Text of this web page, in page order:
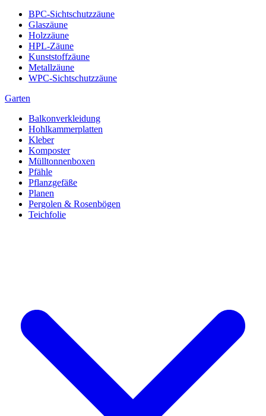
BPC-Sichtschutzzäune
Glaszäune
Holzzäune
HPL-Zäune
Kunststoffzäune
Metallzäune
WPC-Sichtschutzzäune
Garten
Balkonverkleidung
Hohlkammerplatten
Kleber
Komposter
Mülltonnenboxen
Pfähle
Pflanzgefäße
Planen
Pergolen & Rosenbögen
Teichfolie